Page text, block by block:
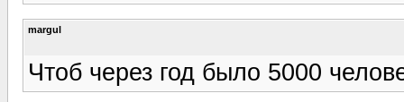
margul
Чтоб через год было 5000